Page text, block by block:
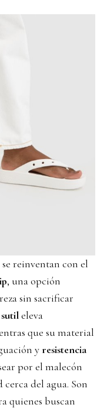
reinventan con el
, una opción
sin sacrificar
eleva
que su material
yresistencia
por el malecón
del agua. Son
quienes buscan